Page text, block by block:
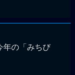
年の「みちび